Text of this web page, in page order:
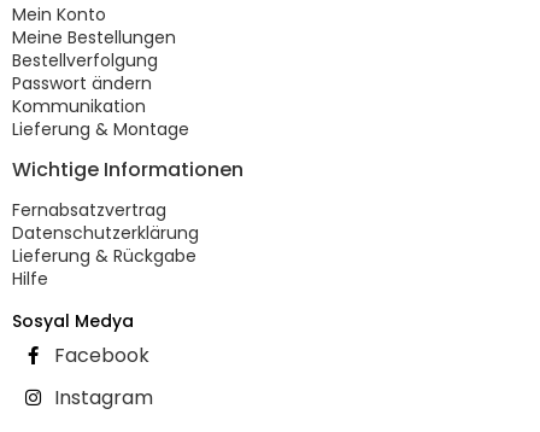
Mein Konto
Meine Bestellungen
Bestellverfolgung
Passwort ändern
Kommunikation
Lieferung & Montage
Wichtige Informationen
Fernabsatzvertrag
Datenschutzerklärung
Lieferung & Rückgabe
Hilfe
Sosyal Medya
Facebook
Instagram